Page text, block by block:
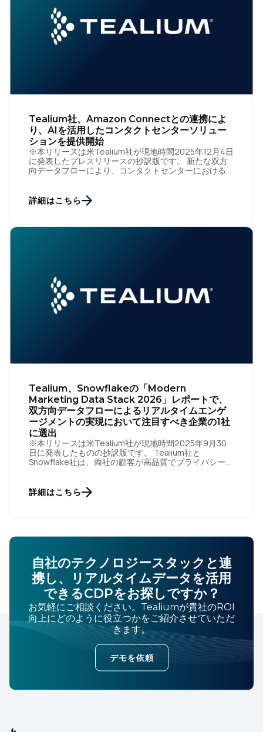
Tealium社、Amazon Connectとの連携によ
り、AIを活用したコンタクトセンターソリュー
ションを提供開始
※本リリースは米Tealium社が現地時間2025年12月4日
に発表したプレスリリースの抄訳版です。 新たな双方
向データフローにより、コンタクトセンターにおけるパ
詳細はこちら
Tealium、Snowflakeの「Modern
Marketing Data Stack 2026」レポートで、
双方向データフローによるリアルタイムエンゲ
ージメントの実現において注目すべき企業の1社
に選出
※本リリースは米Tealium社が現地時間2025年9月30
日に発表したものの抄訳版です。 Tealium社と
Snowflake社は、両社の顧客が高品質でプライバシーに
詳細はこちら
自社のテクノロジースタックと連
携し、リアルタイムデータを活用
できるCDPをお探しですか？
お気軽にご相談ください。Tealiumが貴社のROI
向上にどのように役立つかをご紹介させていただ
きます。
デモを依頼